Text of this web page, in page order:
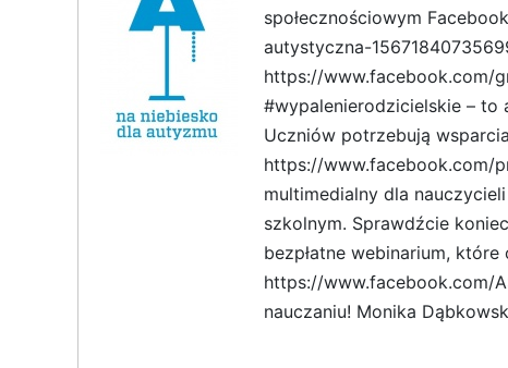
społecznościowym
autystyczna-
https://www.facebook.com/
#wypalenierodzicielskie – to
Uczniów potrzebują
https://www.facebook.com/
multimedialny dla
szkolnym. Sprawdźcie
bezpłatne webinarium,
https://www.facebook.com/
nauczaniu! Monika